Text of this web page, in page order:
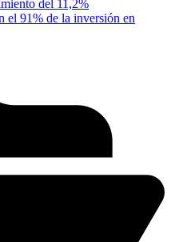
del 11,2%
el 91% de la inversión en